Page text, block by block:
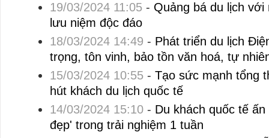
19/03/2024 11:05- Quảng bá du lịch
lưu niệm độc đáo
18/03/2024 14:49 - Phát triển du lịch
trọng, tôn vinh, bảo tồn văn hoá, tự
15/03/2024 10:55- Tạo sức mạnh tổng
hút khách du lịch quốc tế
14/03/2024 15:10- Du khách quốc tế
đẹp' trong trải nghiệm 1 tuần